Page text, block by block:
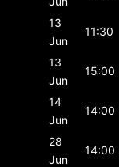
13
Jun
11:30
13
Jun
15:00
14
Jun
14:00
28
Jun
14:00